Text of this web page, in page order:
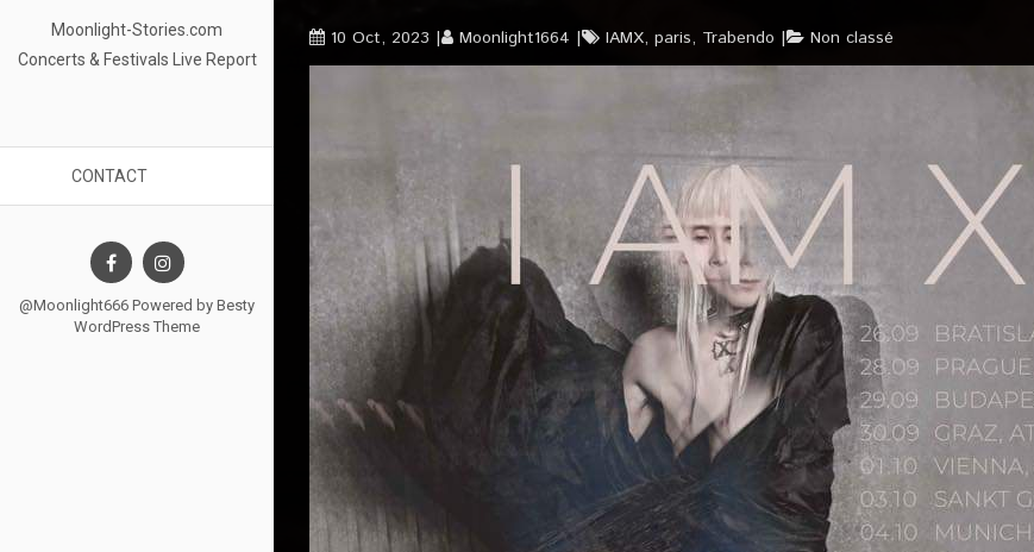
Moonlight-Stories.com
Concerts & Festivals Live Report
CONTACT
@Moonlight666 Powered by Besty
WordPress Theme
10 Oct, 2023 Moonlight1664 IAMX, paris, Trabendo Non classé